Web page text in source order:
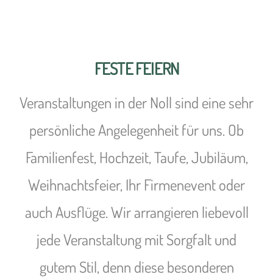
FESTE FEIERN
Veranstaltungen in der Noll sind eine sehr
persönliche Angelegenheit für uns. Ob
Familienfest, Hochzeit, Taufe, Jubiläum,
Weihnachtsfeier, Ihr Firmenevent oder
auch Ausflüge. Wir arrangieren liebevoll
jede Veranstaltung mit Sorgfalt und
gutem Stil, denn diese besonderen